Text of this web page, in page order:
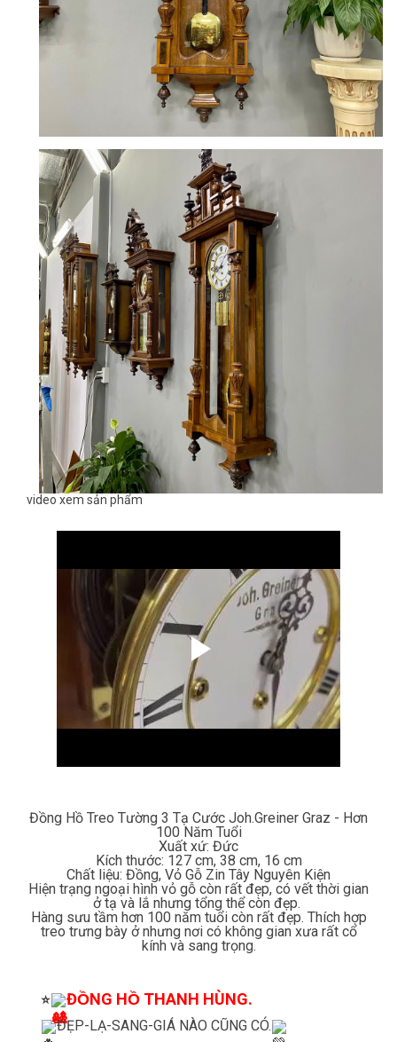
video xem sản phẩm
Đồng Hồ Treo Tường 3 Tạ Cước Joh.Greiner Graz - Hơn
100 Năm Tuổi
Xuất xứ: Đức
Kích thước: 127 cm, 38 cm, 16 cm
Chất liệu: Đồng, Vỏ Gỗ Zin Tây Nguyên Kiện
Hiện trạng ngoại hình vỏ gỗ còn rất đẹp, có vết thời gian
ở tạ và lắ nhưng tổng thể còn đẹp.
Hàng sưu tầm hơn 100 năm tuổi còn rất đẹp. Thích hợp
treo trưng bày ở nhưng nơi có không gian xưa rất cổ
kính và sang trọng.
⭐ ĐỒNG HỒ THANH HÙNG.
ĐẸP-LẠ-SANG-GIÁ NÀO CŨNG CÓ.